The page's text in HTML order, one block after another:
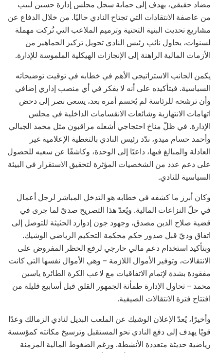
مضاد حقيقي، يهدف إلى حماية سجل مجلس إدارة حسين لبيب
من عاصفة الانتقادات التي تجتاح النادي حاليًا. من خلال الدفاع عن
مشاريع تحديث البنية التحتية وترميم الملاعب التي تُركت مهملة
لسنوات، يحاول نائب رئيس النادي تحويل تركيز الجماهير من
الأزمات المالية الراهنة إلى الإنجازات الهيكلية الملموسة للإدارة.
يكمن الجانب الاستراتيجي الأهم في خطابه في توقيت توضيحاته
السياسية. فبتأكيده على أنه لا يفكر في أي منصب إداري إضافي
وأن ترشحه للرئاسة لم يُحسم أمره بعد، يسعى نصر إلى دحض
اتهامات الانتهازية وشائعات الانقسامات الداخلية في مجلس
الإدارة. في ظلّ مناخ احتجاجي أشعله مراقبون مثل محمد الجبالي
وأحمد حسام ميدو، ندّد رئيس النادي بالتغطية الإعلامية غير
العادلة والمبالغ فيها، داعيًا إلى الوحدة، وكاشفًا عن سعيه للحصول
على دعم عدد من الشخصيات المؤثرة لتحقيق الاستقرار في البيئة
السياسية للنادي.
وكان أبرز ما كشفه في خطابه هو التدخل المباشر لرجل أعمال
في حلّ النزاعات المالية. ويُعدّ هذا التصريح صدىً لما جرى في
قضية صلاح الدين مصدق، وجهود جون إدوارد الحثيثة للتوصل إلى
اتفاق وديّ قبل صدور حكم محكمة التحكيم الرياضي الوشيك.
وبتأكيد استخدام دعم مالي خارجي لرفع الحظر المفروض على
الانتقالات، وتوفير الأموال اللازمة – وهي الأموال نفسها التي كانت
مفقودة بشدة لإتمام الاتفاقيات مع لاعب الكرة الطائرة ياسين
محمد – تحاول الإدارة طمأنة الجمهور القلق قبل أسابيع قليلة من
افتتاح فترة الانتقالات الصيفية.
وأخيرًا، يُعدّ الإعلان الوشيك عن الملعب البديل لنادي الزمالك وعدًا
قويًا يهدف إلى دفع النادي نحو المستقبل وترسيخ مكانته كمؤسسة
رياضية حديثة متعددة الأنشطة. ورغم الضغوط المالية المزمنة